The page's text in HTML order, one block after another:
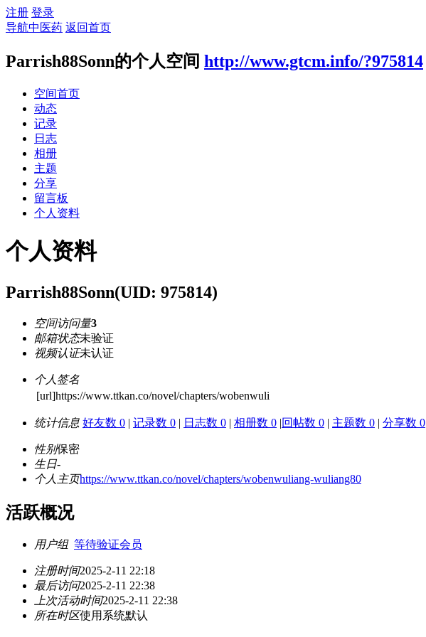
注册 登录
导航中医药 返回首页
Parrish88Sonn的个人空间 http://www.gtcm.info/?975814
空间首页
动态
记录
日志
相册
主题
分享
留言板
个人资料
个人资料
Parrish88Sonn(UID: 975814)
空间访问量3
邮箱状态未验证
视频认证未认证
个人签名
[url]https://www.ttkan.co/novel/chapters/wobenwuli
统计信息 好友数 0 | 记录数 0 | 日志数 0 | 相册数 0 |回帖数 0 | 主题数 0 | 分享数 0
性别保密
生日-
个人主页https://www.ttkan.co/novel/chapters/wobenwuliang-wuliang80
活跃概况
用户组 等待验证会员
注册时间2025-2-11 22:18
最后访问2025-2-11 22:38
上次活动时间2025-2-11 22:38
所在时区使用系统默认